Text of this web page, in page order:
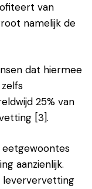
van
namelijk de
dat hiermee
25% van
[3].
eetgewoontes
aanzienlijk.
leververvetting